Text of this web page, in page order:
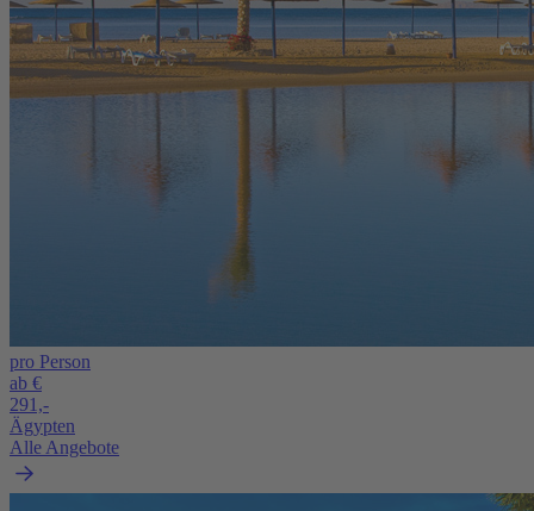
pro Person
ab €
291,-
Ägypten
Alle Angebote